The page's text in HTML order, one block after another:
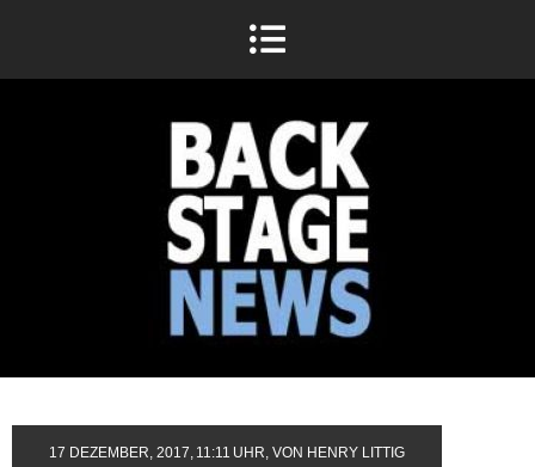
17 DEZEMBER, 2017, 11:11 UHR, VON HENRY LITTIG